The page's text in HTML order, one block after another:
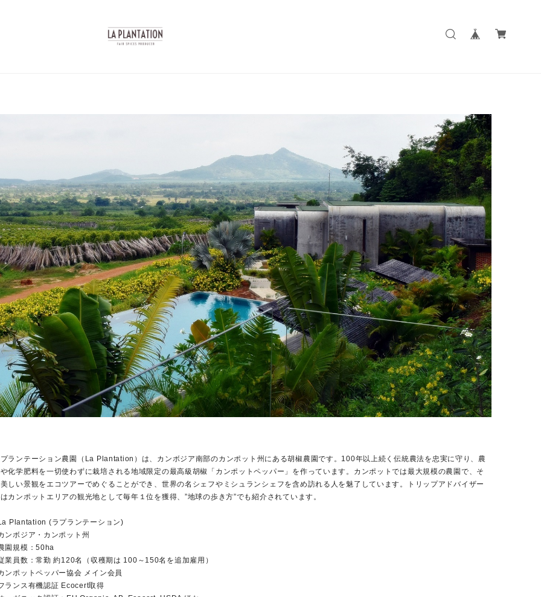
ランテーション農園（La Plantation）は、カンボジア南部のカンポット州にある胡椒農園です。100年以上続く伝統農法を忠実に守り、農
化学肥料を一切使わずに栽培される地域限定の最高級胡椒「カンポットペッパー」を作っています。カンポットでは最大規模の農園で、そ
しい景観をエコツアーでめぐることができ、世界の名シェフやミシュランシェフを含め訪れる人を魅了しています。トリップアドバイザー
カンポットエリアの観光地として毎年１位を獲得、”地球の歩き方”でも紹介されています。
Plantation (ラプランテーション)
ンボジア・カンポット州
園規模：50ha
業員数：常勤 約120名（収穫期は 100～150名を追加雇用）
ンポットペッパー協会 メイン会員
ランス有機認証 Ecocert取得